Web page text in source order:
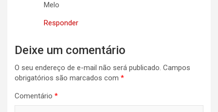
Melo
Responder
Deixe um comentário
O seu endereço de e-mail não será publicado. Campos
obrigatórios são marcados com *
Comentário *